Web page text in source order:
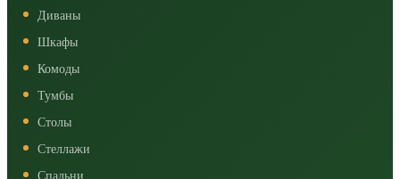
Диваны
Шкафы
Комоды
Тумбы
Столы
Стеллажи
Спальни